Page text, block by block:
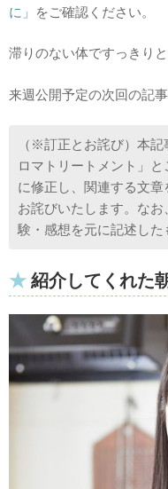
に」 をご確認ください。
滞りのない体ですっきり
来週公開予定の次回の記
（※訂正とお詫び）本
ロマトリートメント」と
に修正し、関連する文
お詫びいたします。な
験・感想を元に記述した
紹介してくれた